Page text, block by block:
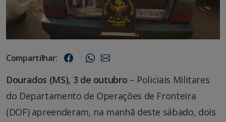
Compartilhar:
Dourados (MS), 3 de outubro – Policiais Militares
do Departamento de Operações de Fronteira
(DOF) apreenderam, na manhã deste sábado, dois